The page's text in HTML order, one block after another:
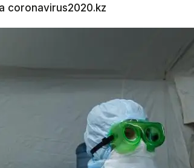
coronavirus2020.kz